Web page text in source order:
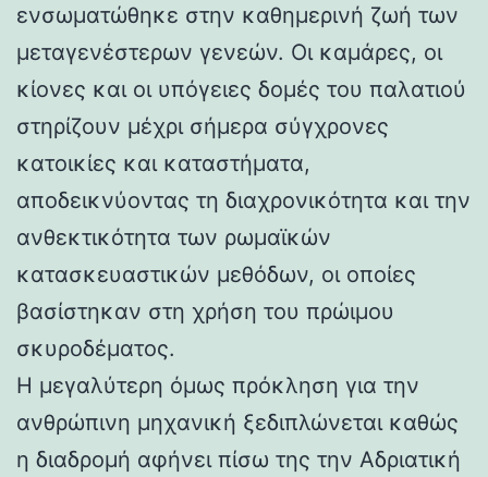
ενσωματώθηκε στην καθημερινή ζωή των
μεταγενέστερων γενεών. Οι καμάρες, οι
κίονες και οι υπόγειες δομές του παλατιού
στηρίζουν μέχρι σήμερα σύγχρονες
κατοικίες και καταστήματα,
αποδεικνύοντας τη διαχρονικότητα και την
ανθεκτικότητα των ρωμαϊκών
κατασκευαστικών μεθόδων, οι οποίες
βασίστηκαν στη χρήση του πρώιμου
σκυροδέματος.
Η μεγαλύτερη όμως πρόκληση για την
ανθρώπινη μηχανική ξεδιπλώνεται καθώς
η διαδρομή αφήνει πίσω της την Αδριατική